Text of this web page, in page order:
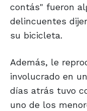
contás" fueron
delincuentes
su bicicleta.
Además, le
involucrado en
días atrás tuvo
uno de los